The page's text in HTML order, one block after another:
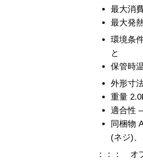
最大消
最大発
環境条
と
保管時
外形寸
重量
適合性 –
同梱物
(ネジ)
：：： オ